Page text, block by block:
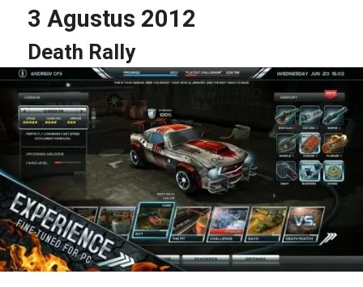
3 Agustus 2012
Death Rally